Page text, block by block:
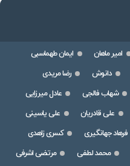
امیر ماهان
ایمان طهماسبی
دانوش
رضا مریدی
شهاب فالجی
عادل میرزایی
علی قادریان
علی یاسینی
فرهاد جهانگیری
کسری زاهدی
محمد لطفی
مرتضی اشرفی